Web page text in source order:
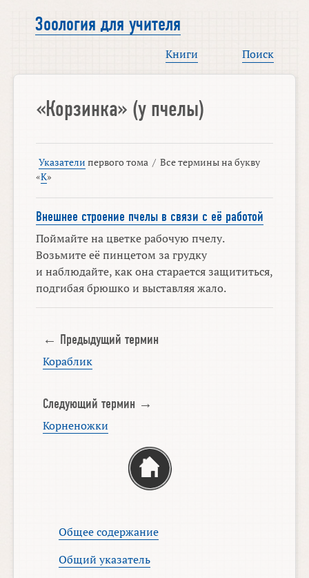
Зоология для учителя
Книги Поиск
«Корзинка» (у пчелы)
Указатели первого тома / Все термины на букву
«К»
Внешнее строение пчелы в связи с её работой
Поймайте на цветке рабочую пчелу.
Возьмите её пинцетом за грудку
и наблюдайте, как она старается защититься,
подгибая брюшко и выставляя жало.
← Предыдущий термин
Кораблик
Следующий термин →
Корненожки
Общее содержание
Общий указатель